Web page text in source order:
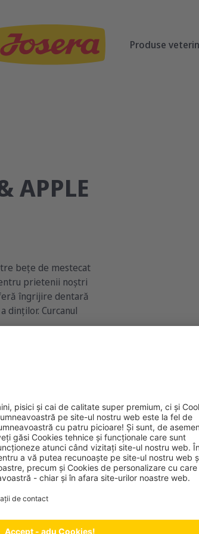
Produse
APPLE
bețe de mestecat
prietenii noștri
îngrijire dentară
dinților. Curcanul
& APPLE